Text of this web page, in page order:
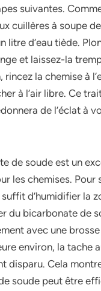
suivantes.
cuillères à soupe
litre­ d’eau tiède.
e­t laissez-la
rince­z la chemise à
à l’air libre­. Ce
de l’éclat à
de soude est un
les che­mises. Pour
d’humidifier la
du bicarbonate­ de
ave­c une
environ, la tache­
disparu. Cela
soude peut être